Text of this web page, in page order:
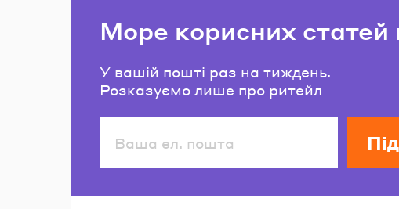
Море корисних статей
У вашій пошті раз на тиждень.
Розказуємо лише про ритейл